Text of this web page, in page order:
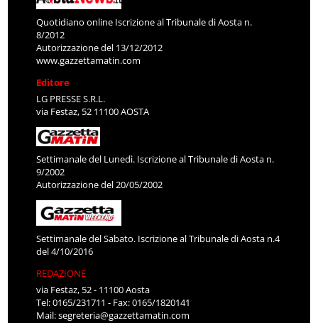
Quotidiano online Iscrizione al Tribunale di Aosta n.
8/2012
Autorizzazione del 13/12/2012
www.gazzettamatin.com
Editore
LG PRESSE S.R.L.
via Festaz, 52 11100 AOSTA
Settimanale del Lunedì. Iscrizione al Tribunale di Aosta n.
9/2002
Autorizzazione del 20/05/2002
Settimanale del Sabato. Iscrizione al Tribunale di Aosta n.4
del 4/10/2016
REDAZIONE
via Festaz, 52 - 11100 Aosta
Tel: 0165/231711 - Fax: 0165/1820141
Mail:segreteria@gazzettamatin.com